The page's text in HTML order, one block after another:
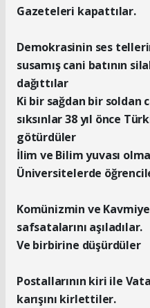
Gazeteleri kapattılar.
Demokrasinin ses
susamış cani batının
dağıttılar
Ki bir sağdan bir soldan
sıksınlar 38 yıl önce
götürdüler
İlim ve Bilim yuvası
Üniversitelerde
Komünizmin ve
safsatalarını aşıladılar.
Ve birbirine düşürdüler
Postallarının kiri ile
karışını kirlettiler.